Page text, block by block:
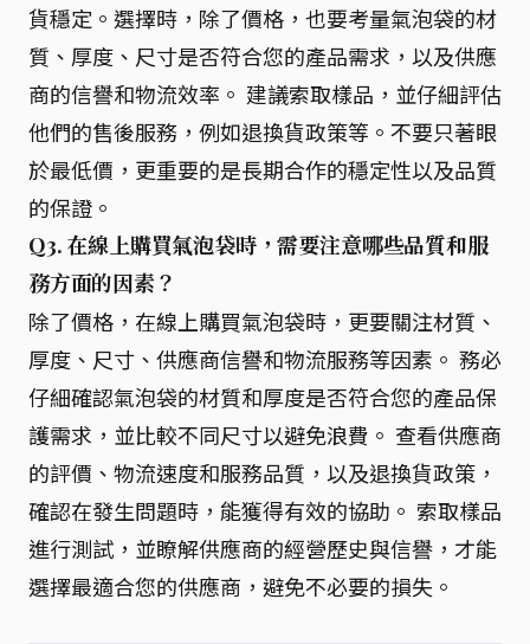
貨穩定。選擇時，除了價格，也要考量氣泡袋的材
質、厚度、尺寸是否符合您的產品需求，以及供應
商的信譽和物流效率。 建議索取樣品，並仔細評估
他們的售後服務，例如退換貨政策等。不要只著眼
於最低價，更重要的是長期合作的穩定性以及品質
的保證。
Q3. 在線上購買氣泡袋時，需要注意哪些品質和服
務方面的因素？
除了價格，在線上購買氣泡袋時，更要關注材質、
厚度、尺寸、供應商信譽和物流服務等因素。 務必
仔細確認氣泡袋的材質和厚度是否符合您的產品保
護需求，並比較不同尺寸以避免浪費。 查看供應商
的評價、物流速度和服務品質，以及退換貨政策，
確認在發生問題時，能獲得有效的協助。 索取樣品
進行測試，並瞭解供應商的經營歷史與信譽，才能
選擇最適合您的供應商，避免不必要的損失。